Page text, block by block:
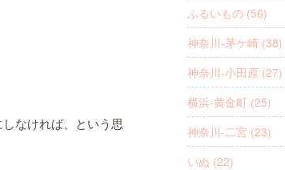
なければ、という思
ふるいもの (56)
神奈川-茅ケ崎 (38)
神奈川-小田原 (27)
横浜-黄金町 (25)
神奈川-二宮 (23)
いぬ (22)